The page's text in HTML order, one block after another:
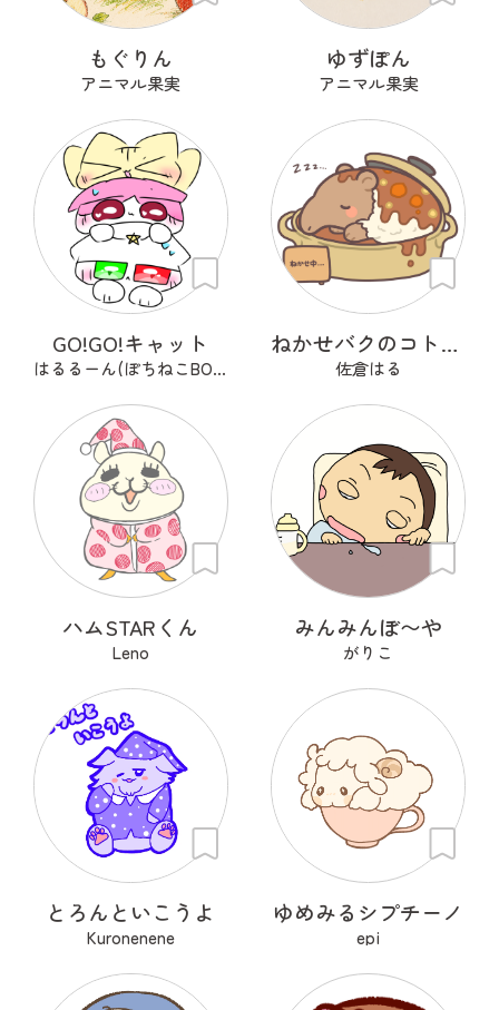
もぐりん
アニマル果実
ゆずぽん
アニマル果実
GO!GO!キャット
はるるーん(ぽちねこBOOKS)
ねかせバクのコトコト
佐倉はる
ハムSTARくん
Leno
みんみんぼ〜や
がりこ
とろんといこうよ
Kuronenene
ゆめみるシプチーノ
epi